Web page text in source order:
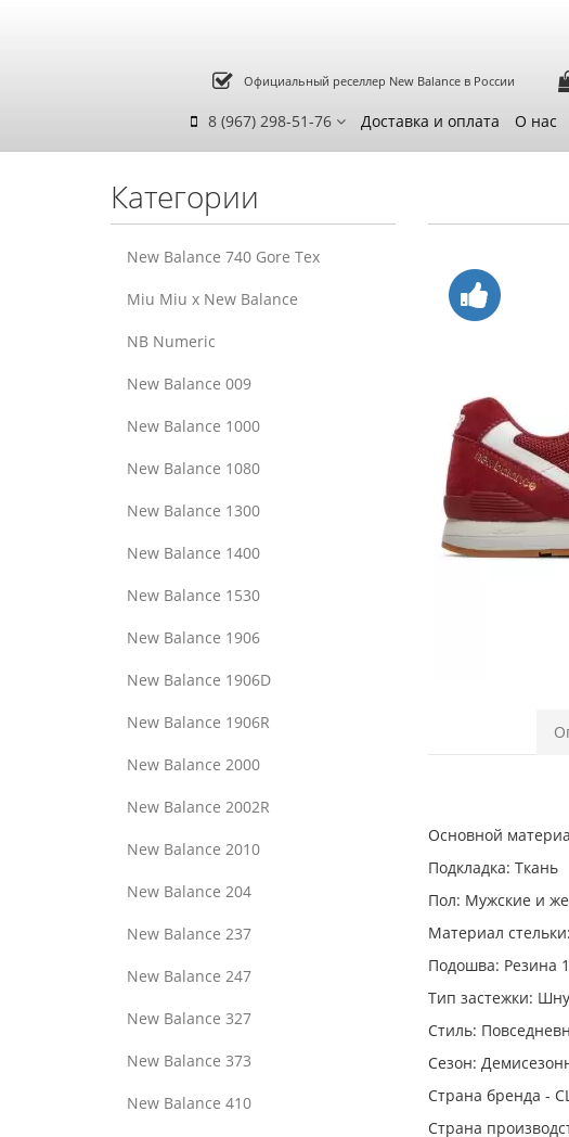
Официальный реселлер New Balance в России
8 (967) 298-51-76 Доставка и оплата О нас
Категории
New Balance 740 Gore Tex
Miu Miu x New Balance
NB Numeric
New Balance 009
New Balance 1000
New Balance 1080
New Balance 1300
New Balance 1400
New Balance 1530
New Balance 1906
New Balance 1906D
New Balance 1906R
New Balance 2000
New Balance 2002R
New Balance 2010
New Balance 204
New Balance 237
New Balance 247
New Balance 327
New Balance 373
New Balance 410
Основной
Подкладка: Ткань
Пол: Мужские и
Материал
Подошва: Резина
Тип застежки:
Стиль:
Сезон:
Страна бренда -
Страна